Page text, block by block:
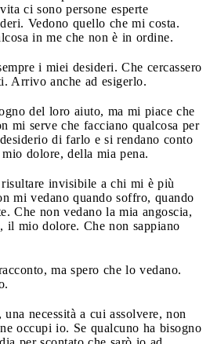
ci sono persone esperte
Vedono quello che mi costa.
in me che non è in ordine.
i miei desideri. Che cercassero
Arrivo anche ad esigerlo.
del loro aiuto, ma mi piace che
mi serve che facciano qualcosa per
di farlo e si rendano conto
dolore, della mia pena.
invisibile a chi mi è più
mi vedano quando soffro, quando
Che non vedano la mia angoscia,
il mio dolore. Che non sappiano
ma spero che lo vedano.
necessità a cui assolvere, non
occupi io. Se qualcuno ha bisogno